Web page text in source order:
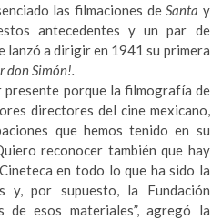
las filmaciones deSanta y
antecedentes y un par de
lanzó a dirigir en 1941 su primera
don Simón!.
presente porque la filmografía de
directores del cine mexicano,
que hemos tenido en su
reconocer también que hay
en todo lo que ha sido la
y, por supuesto, la Fundación
de esos materiales”, agregó la